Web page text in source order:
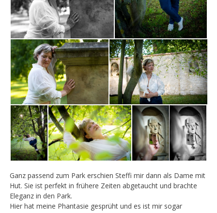
Ganz passend zum Park erschien Steffi mir dann als Dame mit
Hut. Sie ist perfekt in frühere Zeiten abgetaucht und brachte
Eleganz in den Park.
Hier hat meine Phantasie gesprüht und es ist mir sogar